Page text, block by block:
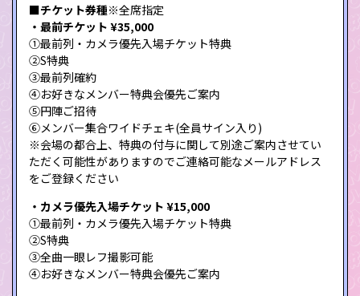
■チケット券種※全席指定
・最前チケット ¥35,000
①最前列・カメラ優先入場チケット特典
②S特典
③最前列確約
④お好きなメンバー特典会優先ご案内
⑤円陣ご招待
⑥メンバー集合ワイドチェキ(全員サイン入り)
※会場の都合上、特典の付与に関して別途ご案内させてい
ただく可能性がありますのでご連絡可能なメールアドレス
をご登録ください
・カメラ優先入場チケット ¥15,000
①最前列・カメラ優先入場チケット特典
②S特典
③全曲一眼レフ撮影可能
④お好きなメンバー特典会優先ご案内